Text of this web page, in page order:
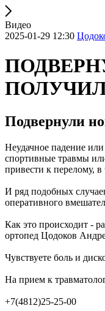
Видео
2025-01-29 12:30
Подвернули
Неудачное падение
спортивные травмы
привести к перелому,
И ряд подобных
оперативного
Как это происходит -
ортопед Цодоков
Чувствуете боль и
На прием к
+7(4812)25-25-00